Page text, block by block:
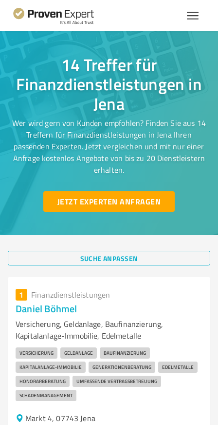
14 Treffer für
Finanzdienstleistungen in
Jena
Wer wird gern von Kunden empfohlen? Finden Sie aus 14
Treffern für Finanzdienstleistungen in Jena Ihren
passenden Experten. Jetzt vergleichen und mit nur einer
Anfrage kostenlos Angebote von bis zu 20 Dienstleistern
erhalten.
JETZT EXPERTEN ANFRAGEN
SUCHE ANPASSEN
1 Finanzdienstleistungen
Daniel Böhmel
Versicherung, Geldanlage, Baufinanzierung,
Kapitalanlage-Immobilie, Edelmetalle
VERSICHERUNG GELDANLAGE BAUFINANZIERUNG
KAPITALANLAGE-IMMOBILIE GENERATIONENBERATUNG EDELMETALLE
HONORARBERATUNG UMFASSENDE VERTRAGSBETREUUNG
SCHADENMANAGEMENT
Markt 4, 07743 Jena